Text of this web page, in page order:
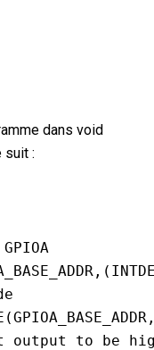
dans void
suit :
, (
(GPIOA_BASE_ADDR
output to be